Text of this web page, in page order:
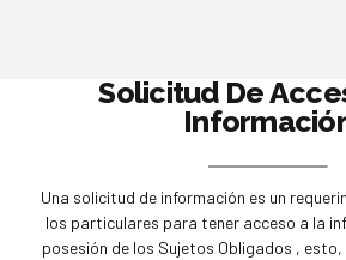
Solicitud De
Una solicitud de información es un
los particulares para tener acceso a la
posesión de los Sujetos Obligados , esto,